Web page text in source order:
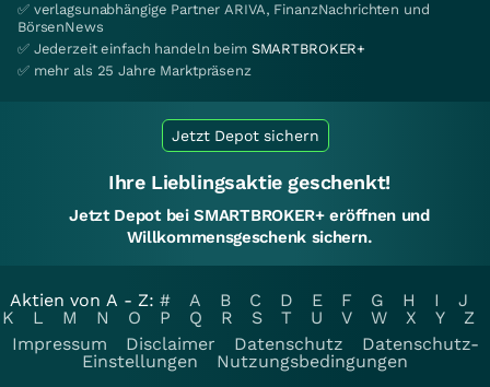
✅ verlagsunabhängige Partner ARIVA, FinanzNachrichten und
BörsenNews
✅ Jederzeit einfach handeln beim SMARTBROKER+
✅ mehr als 25 Jahre Marktpräsenz
Jetzt Depot sichern
Ihre Lieblingsaktie geschenkt!
Jetzt Depot bei SMARTBROKER+ eröffnen und
Willkommensgeschenk sichern.
Aktien von A - Z: # A B C D E F G H I
J
K
L M N O P Q R S T U V W X Y
Z
Impressum
Disclaimer Datenschutz
Datenschutz-
Einstellungen
Nutzungsbedingungen